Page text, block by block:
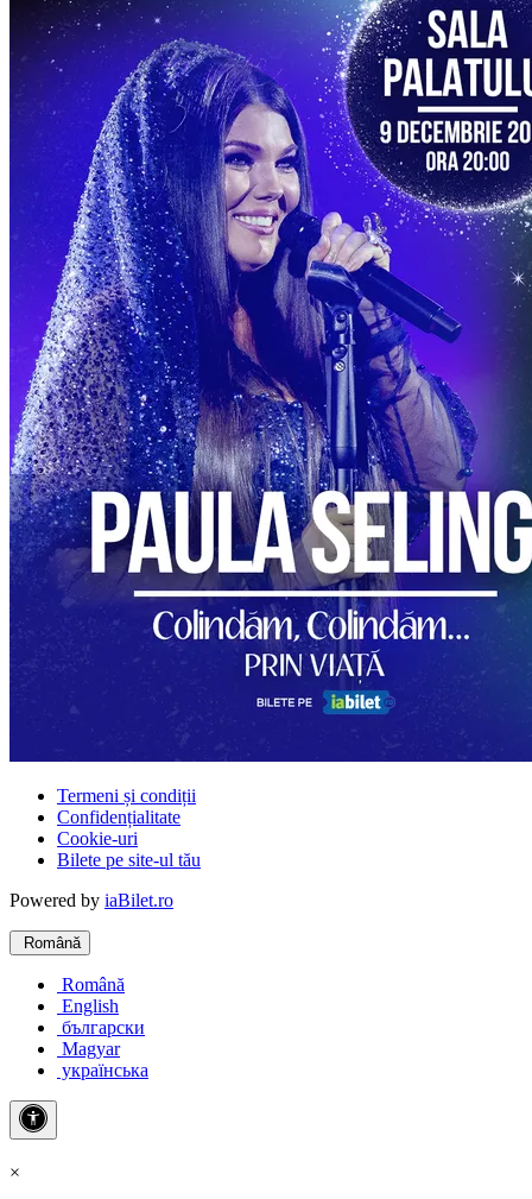
Termeni și condiții
Confidențialitate
Cookie-uri
Bilete pe site-ul tău
Powered by iaBilet.ro
Română
Română
English
български
Magyar
українська
×